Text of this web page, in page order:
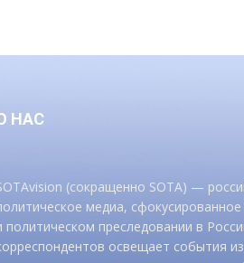
НАС
(сокращенно SOTA) —
медиа,
политическом преследовании в
освещает события